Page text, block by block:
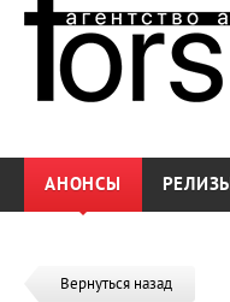
АНОНСЫ РЕЛИЗЫ
Вернуться назад